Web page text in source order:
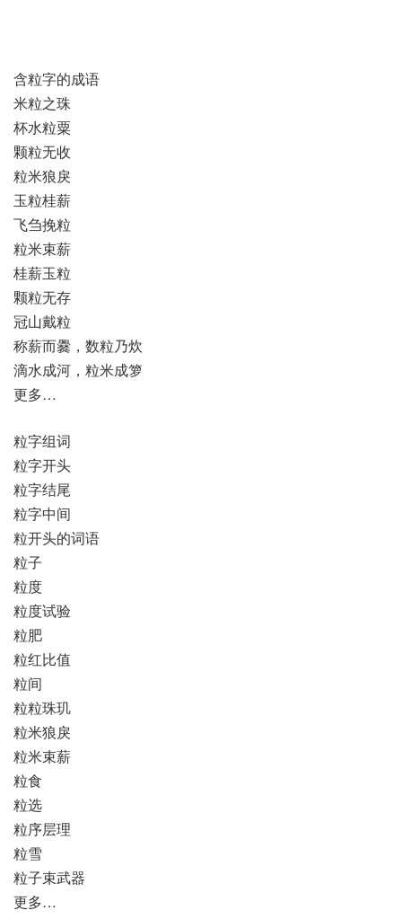
含粒字的成语
米粒之珠
杯水粒粟
颗粒无收
粒米狼戾
玉粒桂薪
飞刍挽粒
粒米束薪
桂薪玉粒
颗粒无存
冠山戴粒
称薪而爨，数粒乃炊
滴水成河，粒米成箩
更多…
粒字组词
粒字开头
粒字结尾
粒字中间
粒开头的词语
粒子
粒度
粒度试验
粒肥
粒红比值
粒间
粒粒珠玑
粒米狼戾
粒米束薪
粒食
粒选
粒序层理
粒雪
粒子束武器
更多…